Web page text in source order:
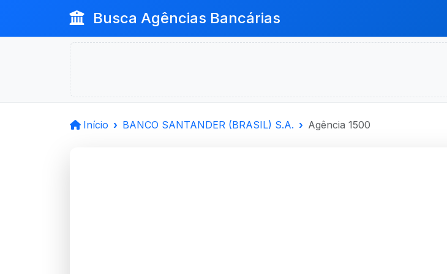
Busca Agências Bancárias
Início BANCO SANTANDER (BRASIL) S.A. Agência 1500